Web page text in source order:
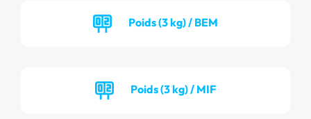
Poids (3 kg) / BEM
Poids (3 kg) / MIF